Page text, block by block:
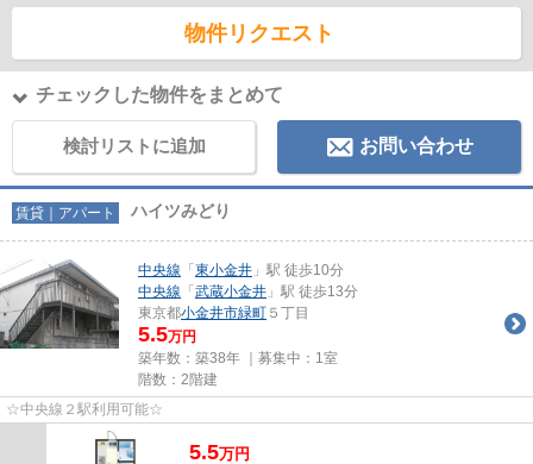
物件リクエスト
チェックした物件をまとめて
検討リストに追加 お問い合わせ
賃貸｜アパート ハイツみどり
中央線 「 東小金井 」駅 徒歩10分
中央線 「 武蔵小金井 」駅 徒歩13分
東京都小金井市緑町 ５丁目
5.5万円
築年数：築38年 ｜募集中： 1室
階数：2階建
☆中央線２駅利用可能☆
5.5万円